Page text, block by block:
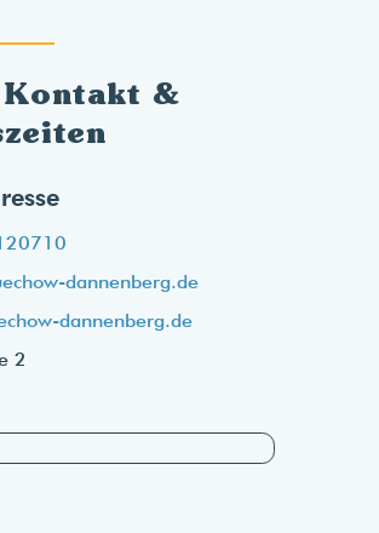
Kontakt &
dannenberg.de
dannenberg.de
2